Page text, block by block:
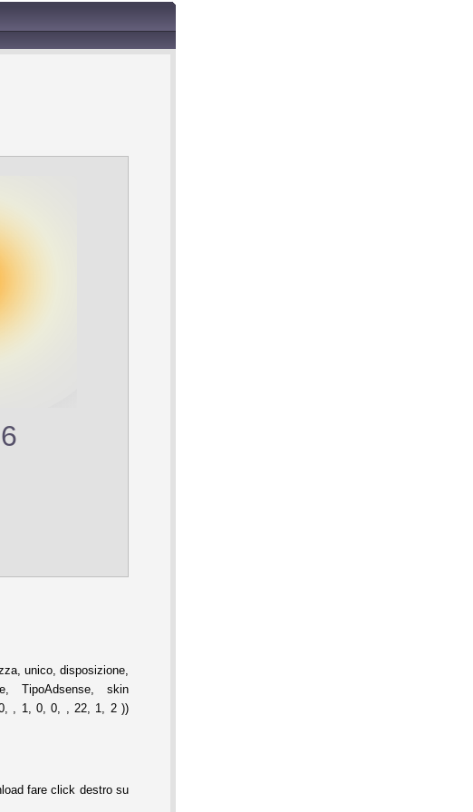
unico, disposizione,
TipoAdsense, skin
, 1, 0, 0, , 22, 1, 2 ))
fare click destro su